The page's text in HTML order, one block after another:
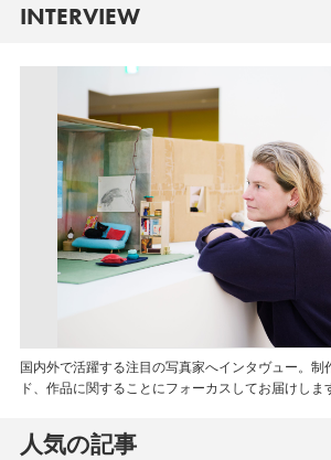
INTERVIEW
国内外で活躍する注目の写真家へインタヴュー。制
ド、作品に関することにフォーカスしてお届けしま
人気の記事